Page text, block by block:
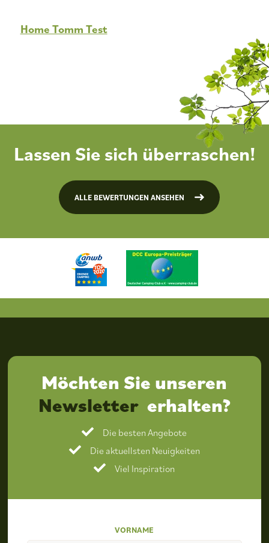
Home Tomm Test
Lassen Sie sich überraschen!
ALLE BEWERTUNGEN ANSEHEN
Möchten Sie unseren
Newsletter erhalten?
Die besten Angebote
Die aktuellsten Neuigkeiten
Viel Inspiration
VORNAME